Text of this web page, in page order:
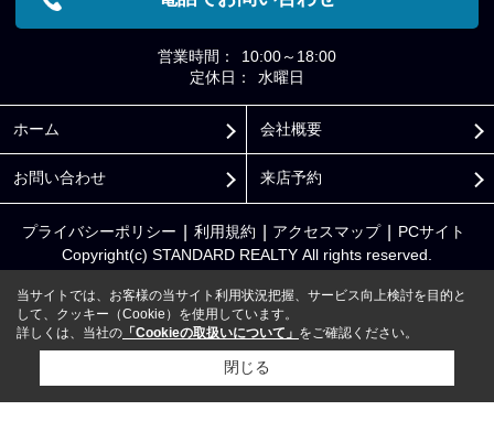
営業時間：
10:00～18:00
定休日：
水曜日
ホーム 会社概要
お問い合わせ 来店予約
プライバシーポリシー 利用規約 アクセスマップ PCサイト
Copyright(c) STANDARD REALTY All rights reserved.
当サイトでは、お客様の当サイト利用状況把握、サービス向上検討を目的と
して、クッキー（Cookie）を使用しています。
詳しくは、当社の 「Cookieの取扱いについて」 をご確認ください。
閉じる